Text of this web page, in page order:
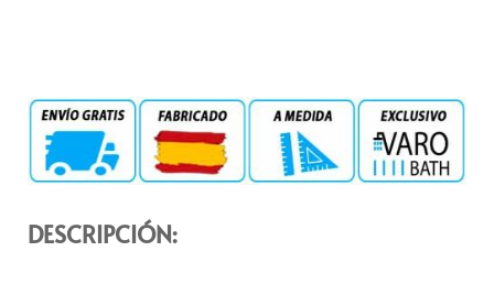
DESCRIPCIÓN: